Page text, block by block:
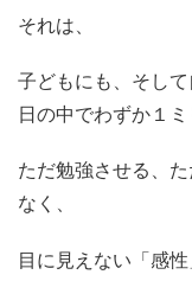
それは、
子どもにも、そし
日の中でわずか１
ただ勉強させる、
なく、
目に見えない「感